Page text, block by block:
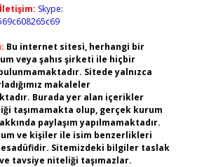
Skype:
Bu internet sitesi, herhangi bir
veya şahıs şirketi ile hiçbir
Sitede yalnızca
makaleler
Burada yer alan içerikler
taşımamakta olup, gerçek kurum
paylaşım yapılmamaktadır.
ve kişiler ile isim benzerlikleri
Sitemizdeki bilgiler taslak
tavsiye niteliği taşımazlar.